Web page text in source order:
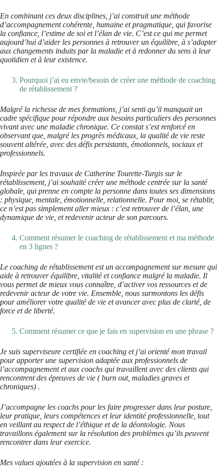
En combinant ces deux disciplines, j’ai construit une méthode
d’accompagnement cohérente, humaine et pragmatique, qui favorise
la confiance, l’estime de soi et l’élan de vie. C’est ce qui me permet
aujourd’hui d’aider les personnes à retrouver un équilibre, à s’adapter
aux changements induits par la maladie et à redonner du sens à leur
quotidien et à leur existence.
Pourquoi j’ai eu envie/besoin de créer une méthode de coaching
de rétablissement ?
Malgré la richesse de mes formations, j’ai senti qu’il manquait un
cadre spécifique pour répondre aux besoins particuliers des personnes
vivant avec une maladie chronique. Ce constat s’est renforcé en
observant que, malgré les progrès médicaux, la qualité de vie reste
souvent altérée, avec des défis persistants, émotionnels, sociaux et
professionnels.
Inspirée par les travaux de Catherine Tourette-Turgis sur le
rétablissement, j’ai souhaité créer une méthode centrée sur la santé
globale, qui prenne en compte la personne dans toutes ses dimensions
: physique, mentale, émotionnelle, relationnelle. Pour moi, se rétablir,
ce n’est pas simplement aller mieux : c’est retrouver de l’élan, une
dynamique de vie, et redevenir acteur de son parcours.
Comment résumer le coaching de rétablissement et ma méthode
en 3 lignes ?
Le coaching de rétablissement est un accompagnement sur mesure qui
aide à retrouver équilibre, vitalité et confiance malgré la maladie. Il
vous permet de mieux vous connaître, d’activer vos ressources et de
redevenir acteur de votre vie. Ensemble, nous surmontons les défis
pour améliorer votre qualité de vie et avancer avec plus de clarté, de
force et de liberté.
Comment résumer ce que je fais en supervision en une phrase ?
Je suis superviseure certifiée en coaching et j’ai orienté mon travail
pour apporter une supervision adaptée aux professionnels de
l’accompagnement et aux coachs qui travaillent avec des clients qui
rencontrent des épreuves de vie ( burn out, maladies graves et
chroniques) .
J’accompagne les coachs pour les faire progresser dans leur posture,
leur pratique, leurs compétences et leur identité professionnelle, tout
en veillant au respect de l’éthique et de la déontologie. Nous
travaillons également sur la résolution des problèmes qu’ils peuvent
rencontrer dans leur exercice.
Mes values ajoutées à la supervision en santé :